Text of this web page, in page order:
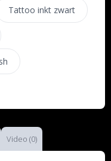
Tattoo inkt zwart
Video (0)